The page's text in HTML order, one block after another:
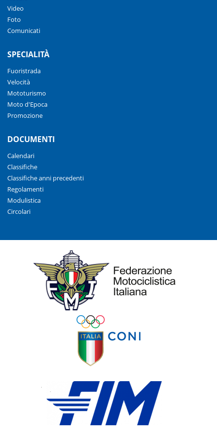
Video
Foto
Comunicati
SPECIALITÀ
Fuoristrada
Velocità
Mototurismo
Moto d'Epoca
Promozione
DOCUMENTI
Calendari
Classifiche
Classifiche anni precedenti
Regolamenti
Modulistica
Circolari